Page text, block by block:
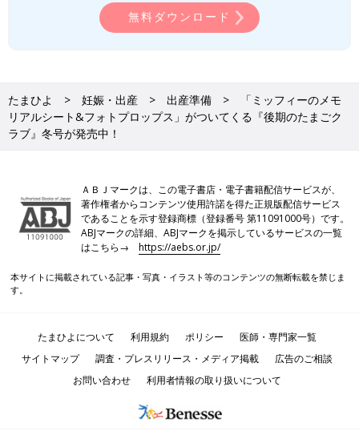
無料ダウンロード
たまひよ 妊娠・出産 出産準備
「ミッフィーのメモ
リアルシート&フォトプロップス」がついてくる『後期のたまごク
ラブ』冬号が発売中！
ＡＢＪマークは、この電子書店・電子書籍配信サービスが、
著作権者からコンテンツ使用許諾を得た正規版配信サービス
であることを示す登録商標（登録番号 第11091000号）です。
ABJマークの詳細、ABJマークを掲示しているサービスの一覧
はこちら→https://aebs.or.jp/
本サイトに掲載されている記事・写真・イラスト等のコンテンツの無断転載を禁じま
す。
たまひよについて 利用規約 ポリシー
医師・専門家一覧
サイトマップ
調査・プレスリリース・メディア掲載
広告のご相談
お問い合わせ
利用者情報の取り扱いについて